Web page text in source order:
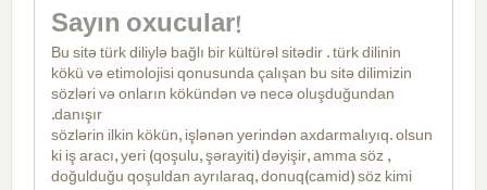
Sayın oxucular!
Bu sitə türk diliylə bağlı bir kültürəl sitədir . türk dilinin
kökü və etimolojisi qonusunda çalışan bu sitə dilimizin
sözləri və onların kökündən və necə oluşduğundan
danışır.
sözlərin ilkin kökün, işlənən yerindən axdarmalıyıq. olsun
ki iş aracı, yeri (qoşulu, şərayiti) dəyişir, amma söz ,
doğulduğu qoşuldan ayrılaraq, donuq(camid) söz kimi